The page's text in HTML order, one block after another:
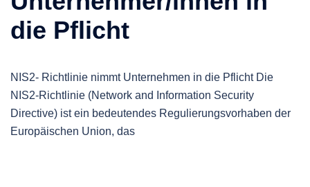
die Pflicht
NIS2- Richtlinie nimmt Unternehmen in die Pflicht Die
NIS2-Richtlinie (Network and Information Security
Directive) ist ein bedeutendes Regulierungsvorhaben der
Europäischen Union, das